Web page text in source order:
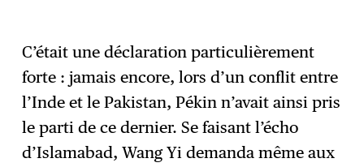
C’était une déclaration particulièrement
forte : jamais encore, lors d’un conflit entre
l’Inde et le Pakistan, Pékin n’avait ainsi pris
le parti de ce dernier. Se faisant l’écho
d’Islamabad, Wang Yi demanda même aux